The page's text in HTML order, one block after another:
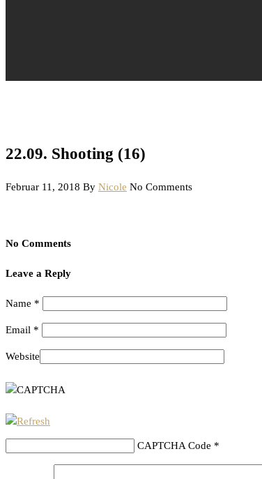
22.09. Shooting (16)
Februar 11, 2018 By Nicole No Comments
No Comments
Leave a Reply
Name *
Email *
Website
CAPTCHA Code *